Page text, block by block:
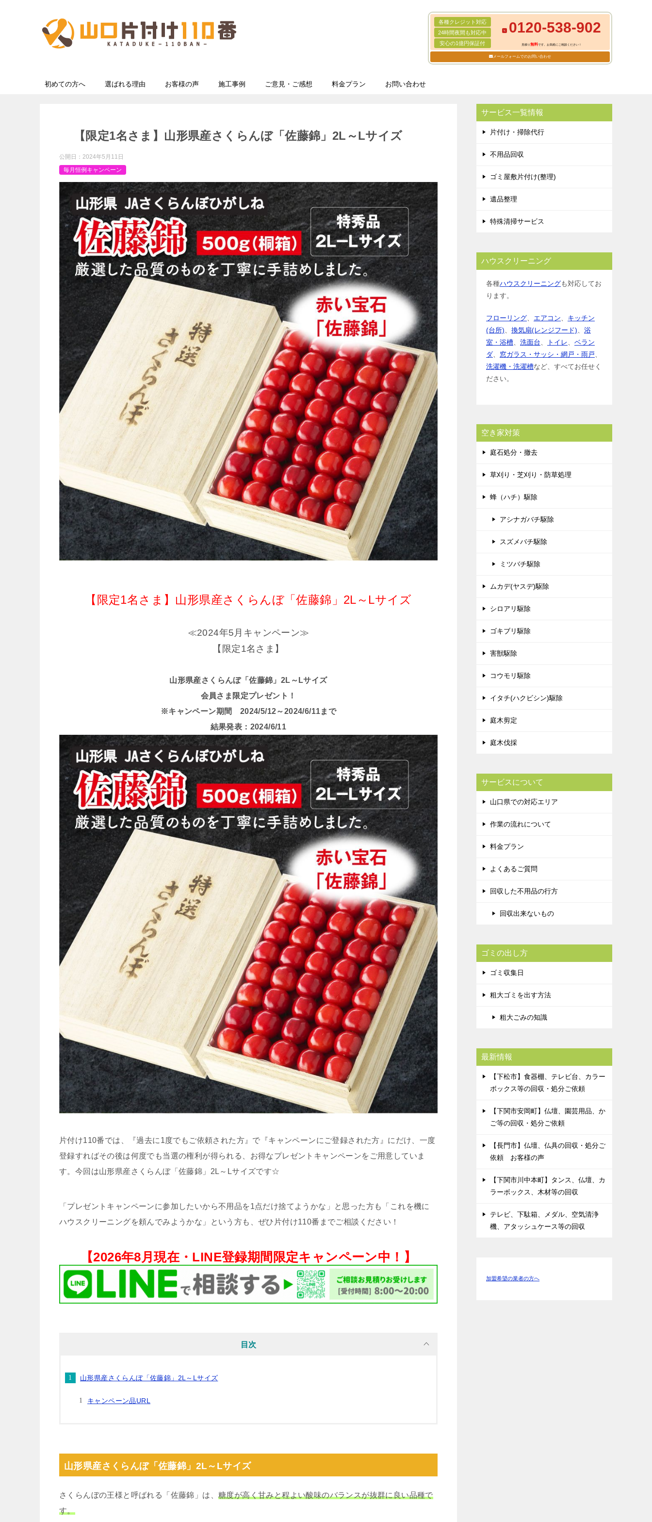
各種クレジット対応
24時間夜間も対応中
安心の1億円保証付
0120-538-902
見積り無料です。お気軽にご相談ください！
メールフォームでのお問い合わせ
初めての方へ 選ばれる理由 お客様の声 施工事例 ご意見・ご感想 料金プラン お問い合わせ
【限定1名さま】山形県産さくらんぼ「佐藤錦」2L～Lサイズ
公開日： 2024年5月11日
毎月恒例キャンペーン
【限定1名さま】山形県産さくらんぼ「佐藤錦」2L～Lサイズ
≪2024年5月キャンペーン≫
【限定1名さま】
山形県産さくらんぼ「佐藤錦」2L～Lサイズ
会員さま限定プレゼント！
※キャンペーン期間 2024/5/12～2024/6/11まで
結果発表：2024/6/11
片付け110番では、『過去に1度でもご依頼された方』で『キャンペーンにご登録された方』にだけ、一度
登録すればその後は何度でも当選の権利が得られる、お得なプレゼントキャンペーンをご用意していま
す。今回は山形県産さくらんぼ「佐藤錦」2L～Lサイズです☆
「プレゼントキャンペーンに参加したいから不用品を1点だけ捨てようかな」と思った方も「これを機に
ハウスクリーニングを頼んでみようかな」という方も、ぜひ片付け110番までご相談ください！
【2026年8月現在・ LINE登録期間限定キャンペーン中！】
目次
山形県産さくらんぼ「佐藤錦」2L～Lサイズ
キャンペーン品URL
山形県産さくらんぼ「佐藤錦」2L～Lサイズ
さくらんぼの王様と呼ばれる「佐藤錦」は、 糖度が高く甘みと程よい酸味のバランスが抜群に良い品種で
す。
サービス一覧情報
片付け・掃除代行
不用品回収
ゴミ屋敷片付け(整理)
遺品整理
特殊清掃サービス
ハウスクリーニング
各種ハウスクリーニングも対応してお
ります。
フローリング エアコン
キッチン
(台所)
換気扇(レンジフード)
浴
室・浴槽
洗面台 トイレ
ベラン
ダ
窓ガラス・サッシ・網戸・雨戸
洗濯機・洗濯槽など、すべてお任せく
ださい。
空き家対策
庭石処分・撤去
草刈り・芝刈り・防草処理
蜂（ハチ）駆除
アシナガバチ駆除
スズメバチ駆除
ミツバチ駆除
ムカデ(ヤスデ)駆除
シロアリ駆除
ゴキブリ駆除
害獣駆除
コウモリ駆除
イタチ(ハクビシン)駆除
庭木剪定
庭木伐採
サービスについて
山口県での対応エリア
作業の流れについて
料金プラン
よくあるご質問
回収した不用品の行方
回収出来ないもの
ゴミの出し方
ゴミ収集日
粗大ゴミを出す方法
粗大ごみの知識
最新情報
【下松市】食器棚、テレビ台、カラー
ボックス等の回収・処分ご依頼
【下関市安岡町】仏壇、園芸用品、か
ご等の回収・処分ご依頼
【長門市】仏壇、仏具の回収・処分ご
依頼 お客様の声
【下関市川中本町】タンス、仏壇、カ
ラーボックス、木材等の回収
テレビ、下駄箱、メダル、空気清浄
機、アタッシュケース等の回収
加盟希望の業者の方へ